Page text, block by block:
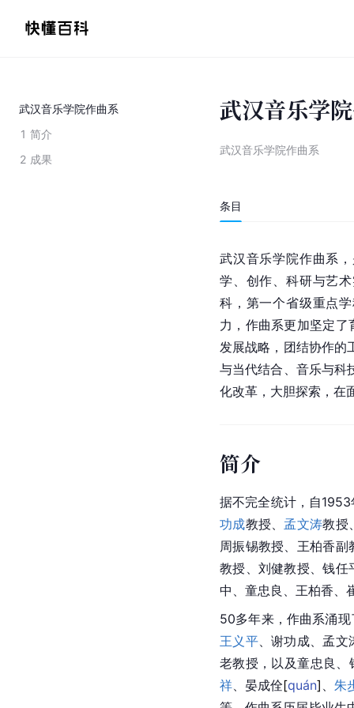
武汉音乐学院作曲系
1 简介
2 成果
武汉音乐学
武汉音乐学院作曲系
条目
武汉音乐学院作曲系
学、创作、科研与艺
科，第一个省级重点
力，作曲系更加坚定
发展战略，团结协作的
与当代结合、音乐与科
化改革，大胆探索，在
简介
据不完全统计，自
功成教授、 孟文涛教授
周振锡教授、王柏香副
教授、 刘健教授、钱任
中、童忠良、王柏香、
50多年来，作曲系涌
王义平、谢功成、孟文
老教授，以及童忠良、
祥 、晏成佺[quán] 、朱